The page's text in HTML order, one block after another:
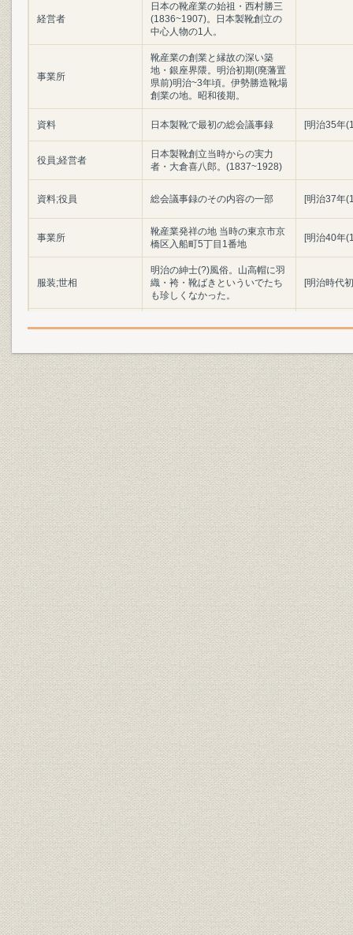
経営者
日本の靴産業の始祖・西村勝三
(1836~1907)。日本製靴創立の
中心人物の1人。
事業所
靴産業の創業と縁故の深い築
地・銀座界隈。明治初期(廃藩置
県前)明治~3年頃。伊勢勝造靴場
創業の地。昭和後期。
資料 日本製靴で最初の総会議事録 [明治35年
役員;経営者
日本製靴創立当時からの実力
者・大倉喜八郎。(1837~1928)
資料;役員 総会議事録のその内容の一部 [明治37年
事業所
靴産業発祥の地 当時の東京市京
橋区入船町5丁目1番地
[明治40年
服装;世相
明治の紳士(?)風俗。山高帽に羽
織・袴・靴ばきといういでたち
も珍しくなかった。
[明治時代
役員;経営者
製品;商品 明治時代の陸軍軍靴の変遷
明治初年
(1886年)
靴;風俗
「調練歩行の図」よし藤画 慶応
3年幕府軍の歩兵によるフラン
ス式訓練の情景。指揮官や軍楽
隊は靴ばきだが、一般兵はほと
んど草履ばきであった。(浅井収
氏蔵)
慶応3年
設備 欧米の手製靴時代の工具
広告宣伝
明治3年12月8日付「横浜毎日新
聞」に西村勝三が出した求人広
告
明治3年
広告宣伝
日露戦争当時、朝日新聞に掲出
された靴の広告
[明治37年
事業所
明治15年、銀座尾張町2丁目15
番地に開店した「レマルシャン
靴店」。
明治15年
技術;経営者
オランダ出身の靴師の先覚者 エ
フ・ジェ・レマルシャン
商品;広告宣伝
伊勢勝造靴場の靴のカタログ。
西村勝三の出身地である千葉県
佐倉市で最近発見された日本で
最初の靴のカタログ。
販売
桜組銀座店の製靴注文帳。(明治
10年ごろ)
明治10年
明治6年、米欧使節団一行、ワ
シントンで写す。皆、靴を履い
ている。正使の岩倉は、和服の